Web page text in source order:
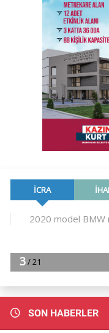
SON HABERLER